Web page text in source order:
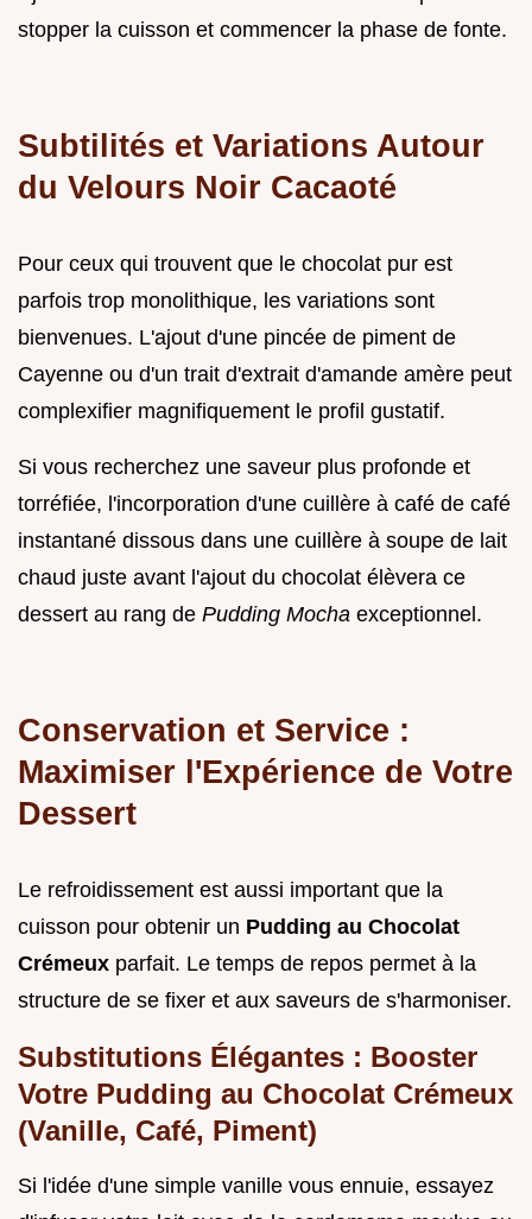
stopper la cuisson et commencer la phase de fonte.
Subtilités et Variations Autour
du Velours Noir Cacaoté
Pour ceux qui trouvent que le chocolat pur est
parfois trop monolithique, les variations sont
bienvenues. L'ajout d'une pincée de piment de
Cayenne ou d'un trait d'extrait d'amande amère peut
complexifier magnifiquement le profil gustatif.
Si vous recherchez une saveur plus profonde et
torréfiée, l'incorporation d'une cuillère à café de café
instantané dissous dans une cuillère à soupe de lait
chaud juste avant l'ajout du chocolat élèvera ce
dessert au rang de Pudding Mocha exceptionnel.
Conservation et Service :
Maximiser l'Expérience de Votre
Dessert
Le refroidissement est aussi important que la
cuisson pour obtenir un Pudding au Chocolat
Crémeux parfait. Le temps de repos permet à la
structure de se fixer et aux saveurs de s'harmoniser.
Substitutions Élégantes : Booster
Votre Pudding au Chocolat Crémeux
(Vanille, Café, Piment)
Si l'idée d'une simple vanille vous ennuie, essayez